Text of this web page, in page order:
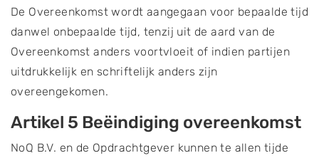
De Overeenkomst wordt aangegaan voor bepaalde tijd
danwel onbepaalde tijd, tenzij uit de aard van de
Overeenkomst anders voortvloeit of indien partijen
uitdrukkelijk en schriftelijk anders zijn
overeengekomen.
Artikel 5 Beëindiging overeenkomst
NoQ B.V. en de Opdrachtgever kunnen te allen tijde